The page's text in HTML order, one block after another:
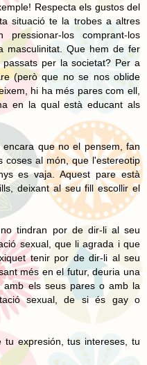
Respecta els gustos del
situació te la trobes a altres
los comprant-los
masculinitat. Que hem de fer
per la societat? Per a
(però que no se nos oblide
hi ha més pares com ell,
en la qual està educant als
encara que no el pensem, fan
coses al món, que l'estereotip
es vaja. Aquest pare està
deixant al seu fill escollir el
tindran por de dir-li al seu
sexual, que li agrada i que
tenir por de dir-li al seu
més en el futur, deuria una
els seus pares o amb la
sexual, de si és gay o
tu expresión, tus intereses, tu